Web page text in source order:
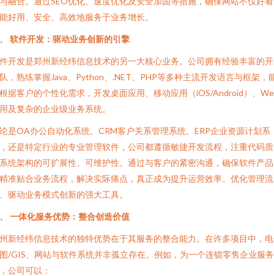
好用、安全、高效地服务于业务增长。
软件开发：驱动业务创新的引擎
开发是郑州新经纬信息技术的另一大核心业务。公司拥有经验丰富的
，熟练掌握Java、Python、.NET、PHP等多种主流开发语言与框架，
据客户的个性化需求，开发桌面应用、移动应用（iOS/Android）、
及复杂的企业级业务系统。
是OA办公自动化系统、CRM客户关系管理系统、ERP企业资源计划系
还是特定行业的专业管理软件，公司都遵循敏捷开发流程，注重代码
统架构的可扩展性、可维护性。通过与客户的紧密沟通，确保软件产
准贴合业务流程，解决实际痛点，真正成为提升运营效率、优化管理流
驱动业务模式创新的强大工具。
一体化服务优势：整合创造价值
新经纬信息技术的独特优势在于其服务的整合能力。在许多项目中，
/GIS、网站与软件系统并非孤立存在。例如，为一个连锁零售企业服务
公司可以：